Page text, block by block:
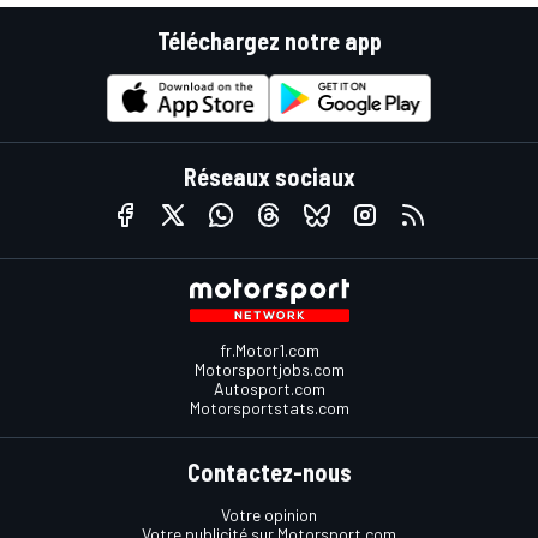
Téléchargez notre app
Réseaux sociaux
fr.Motor1.com
Motorsportjobs.com
Autosport.com
Motorsportstats.com
Contactez-nous
Votre opinion
Votre publicité sur Motorsport.com